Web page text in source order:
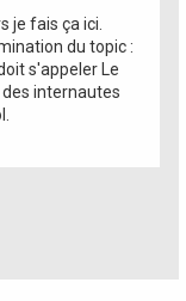
je fais ça ici.
du topic :
s'appeler Le
des internautes